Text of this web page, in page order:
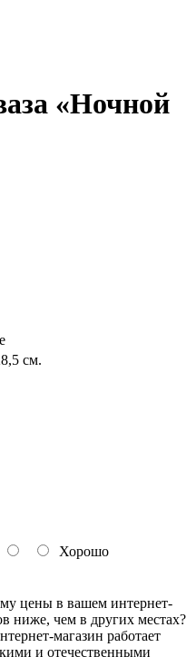
«Ночной
см.
Хорошо
цены в вашем интернет-
ниже, чем в других местах?
магазин работает
и отечественными